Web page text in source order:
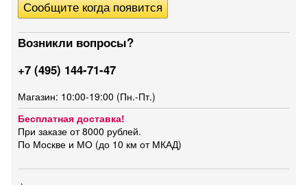
Возникли вопросы?
+7 (495) 144-71-47
Магазин: 10:00-19:00 (Пн.-Пт.)
Бесплатная доставка!
При заказе от 8000 рублей.
По Москве и МО (до 10 км от МКАД)